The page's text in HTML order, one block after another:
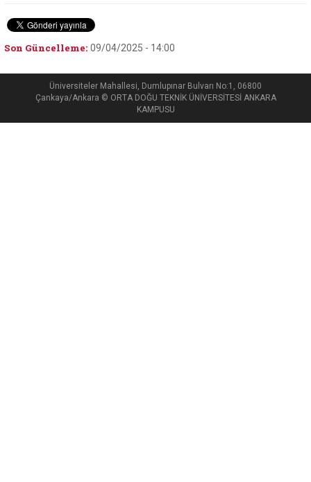
Son Güncelleme: 09/04/2025 - 14:00
Üniversiteler Mahallesi, Dumlupınar Bulvarı No:1, 06800
Çankaya/Ankara © ORTA DOĞU TEKNİK ÜNİVERSİTESİ ANKARA
KAMPUSU